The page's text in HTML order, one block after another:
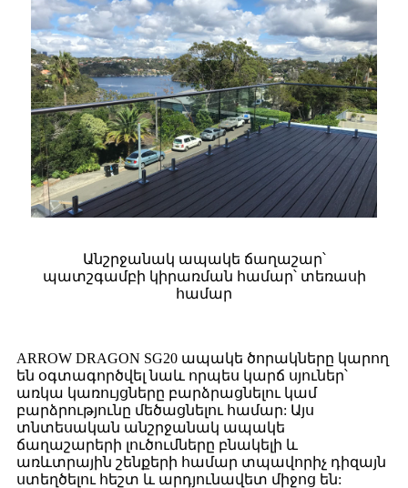
Անշրջանակ ապակե ճաղաշար՝
պատշգամբի կիրառման համար՝ տեռասի
համար
ARROW DRAGON SG20 ապակե ծորակները կարող
են օգտագործվել նաև որպես կարճ սյուներ՝
առկա կառույցները բարձրացնելու կամ
բարձրությունը մեծացնելու համար: Այս
տնտեսական անշրջանակ ապակե
ճաղաշարերի լուծումները բնակելի և
առևտրային շենքերի համար տպավորիչ դիզայն
ստեղծելու հեշտ և արդյունավետ միջոց են: